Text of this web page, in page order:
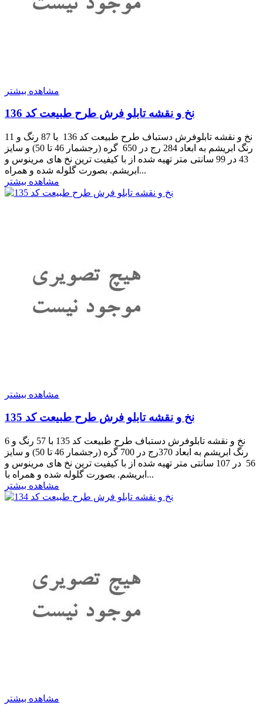
مشاهده بیشتر
نخ و نقشه تابلو فرش طرح طبیعت کد 136
نخ و نقشه تابلوفرش دستباف طرح طبیعت کد 136 با 87 رنگ و 11
رنگ ابریشم به ابعاد 284 رج در 650 گره (رجشمار 46 تا 50) و سایز
43 در 99 سانتی متر تهیه شده از با کیفیت ترین نخ های مرینوس و
ابریشم. بصورت گلوله شده و همراه...
مشاهده بیشتر
مشاهده بیشتر
نخ و نقشه تابلو فرش طرح طبیعت کد 135
نخ و نقشه تابلوفرش دستباف طرح طبیعت کد 135 با 57 رنگ و 6
رنگ ابریشم به ابعاد 370رج در 700 گره (رجشمار 46 تا 50) و سایز
56 در 107 سانتی متر تهیه شده از با کیفیت ترین نخ های مرینوس و
ابریشم. بصورت گلوله شده و همراه با...
مشاهده بیشتر
مشاهده بیشتر